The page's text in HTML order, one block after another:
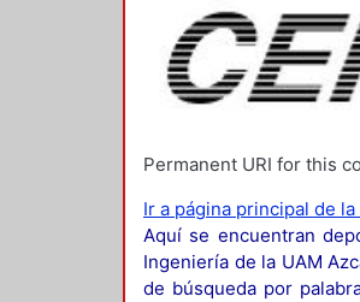
Permanent URI for this
Ir a página principal de
Aquí se encuentran
Ingeniería de la UAM
de búsqueda por